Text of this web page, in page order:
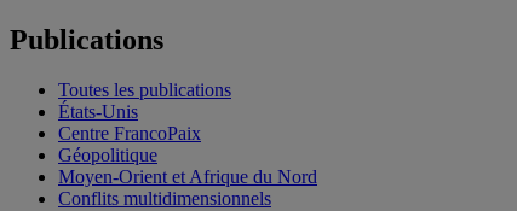
Publications
Toutes les publications
États-Unis
Centre FrancoPaix
Géopolitique
Moyen-Orient et Afrique du Nord
Conflits multidimensionnels